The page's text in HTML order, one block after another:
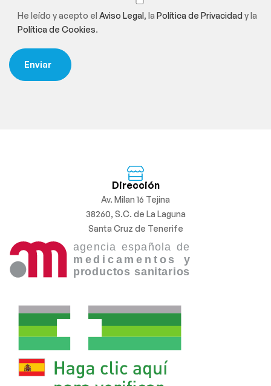
He leído y acepto el Aviso Legal, la Política de Privacidady la
Política de Cookies.
Dirección
Av. Milan 16 Tejina
38260, S.C. de La Laguna
Santa Cruz de Tenerife